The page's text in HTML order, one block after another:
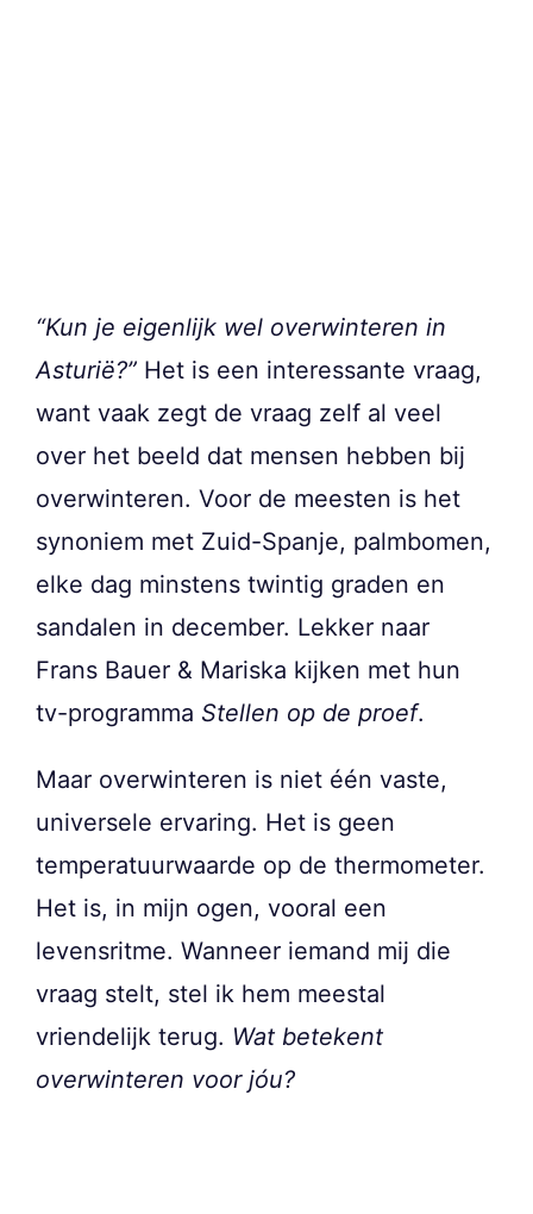
“Kun je eigenlijk wel overwinteren in
Asturië?” Het is een interessante vraag,
want vaak zegt de vraag zelf al veel
over het beeld dat mensen hebben bij
overwinteren. Voor de meesten is het
synoniem met Zuid-Spanje, palmbomen,
elke dag minstens twintig graden en
sandalen in december. Lekker naar
Frans Bauer & Mariska kijken met hun
tv-programma Stellen op de proef.
Maar overwinteren is niet één vaste,
universele ervaring. Het is geen
temperatuurwaarde op de thermometer.
Het is, in mijn ogen, vooral een
levensritme. Wanneer iemand mij die
vraag stelt, stel ik hem meestal
vriendelijk terug. Wat betekent
overwinteren voor jóu?